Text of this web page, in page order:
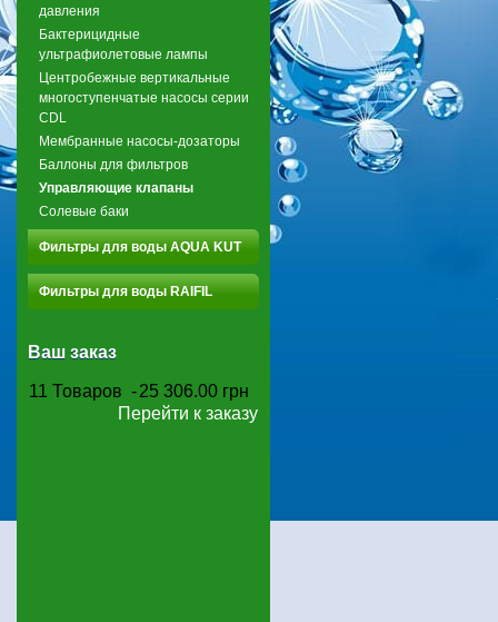
давления
Бактерицидные
ультрафиолетовые лампы
Центробежные вертикальные
многоступенчатые насосы серии
CDL
Мембранные насосы-дозаторы
Баллоны для фильтров
Управляющие клапаны
Солевые баки
Фильтры для воды AQUA KUT
Фильтры для воды RAIFIL
Ваш заказ
11 Товаров -25 306.00 грн
Перейти к заказу